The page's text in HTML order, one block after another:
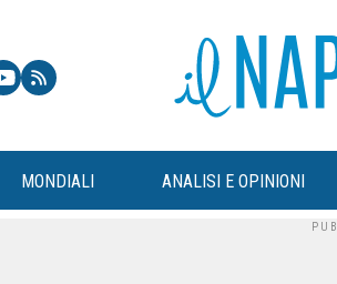
MONDIALI ANALISI E OPINIONI